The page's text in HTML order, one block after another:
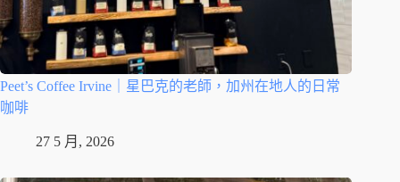
Peet’s Coffee Irvine｜星巴克的老師，加州在地人的日常
咖啡
27 5 月, 2026